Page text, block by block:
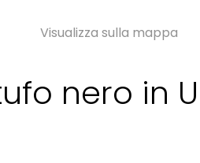
Visualizza sulla mappa
nero in